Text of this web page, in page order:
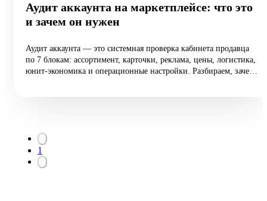
Аудит аккаунта на маркетплейсе: что это
и зачем он нужен
Аудит аккаунта — это системная проверка кабинета продавца
по 7 блокам: ассортимент, карточки, реклама, цены, логистика,
юнит-экономика и операционные настройки. Разбираем, зачем
1